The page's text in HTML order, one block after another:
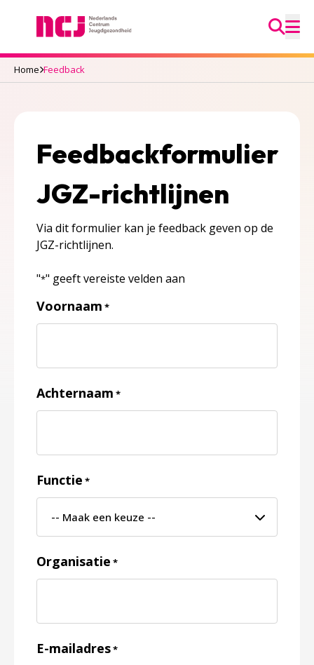
Ga
Home Feedback
Feedbackformulier
JGZ-richtlijnen
Via dit formulier kan je feedback geven op de
JGZ-richtlijnen.
"*" geeft vereiste velden aan
Voornaam *
Achternaam *
Functie *
Organisatie *
E-mailadres*